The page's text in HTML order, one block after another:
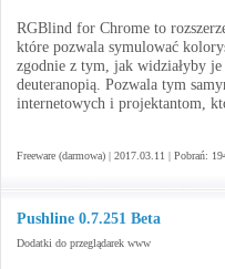
RGBlind for Chrome to
które pozwala symulować
zgodnie z tym, jak widziałyby
deuteranopią. Pozwala tym
internetowych i projektantom,
Freeware (darmowa) | 2017.03.11 | Pobrań:
Pushline 0.7.251 Beta
Dodatki do przeglądarek www